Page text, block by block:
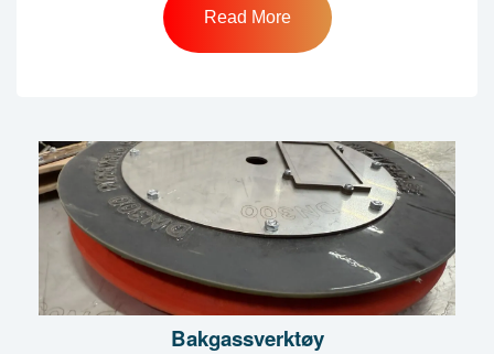
Read More
Bakgassverktøy